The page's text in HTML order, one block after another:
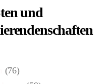
und
(76)